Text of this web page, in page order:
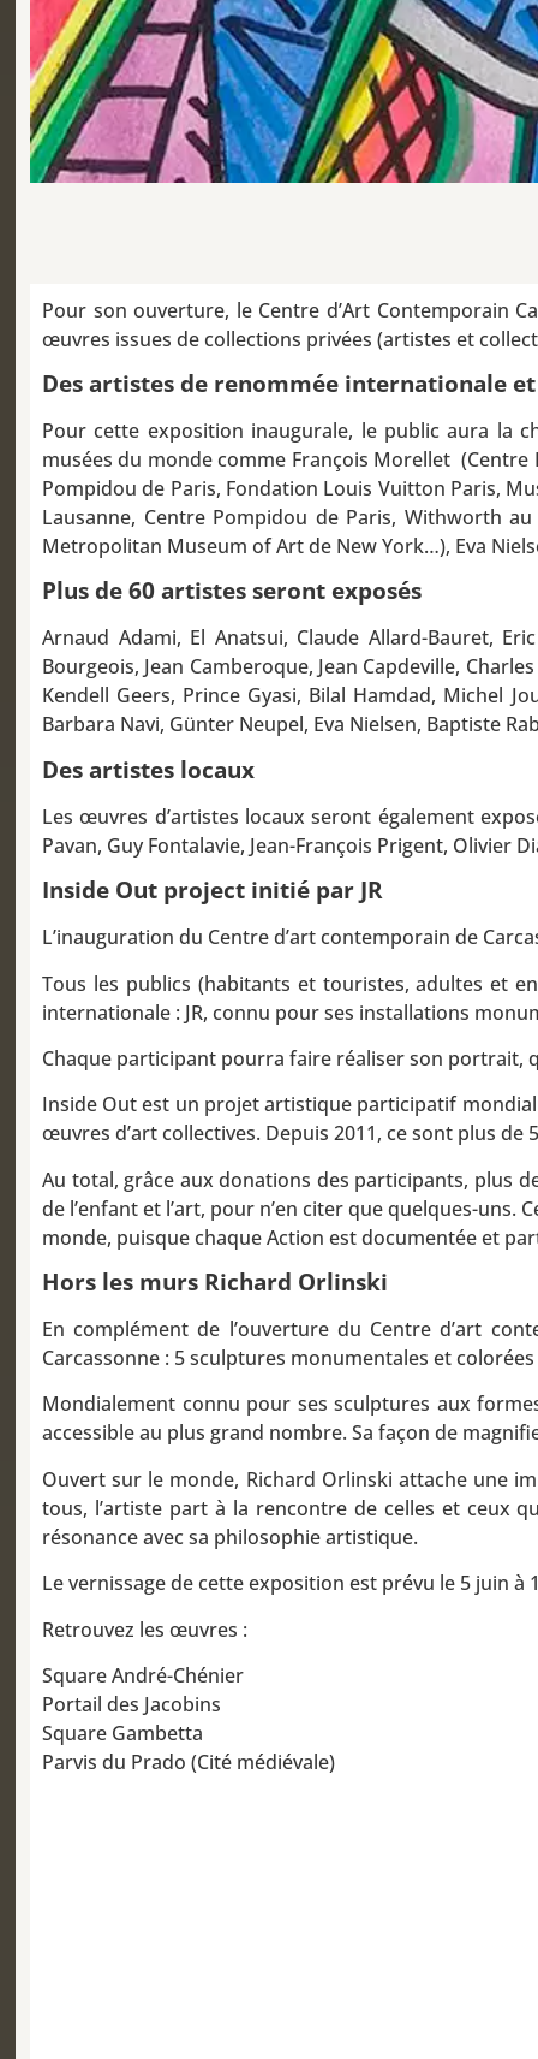
Pour son ouverture, le Centre d’Art Contemporain
œuvres issues de collections privées (artistes et
Des artistes de renommée internationale
Pour cette exposition inaugurale, le public aura la
musées du monde comme François Morellet (Centre
Pompidou de Paris, Fondation Louis Vuitton Paris,
Lausanne, Centre Pompidou de Paris, Withworth
Metropolitan Museum of Art de New York…), Eva
Plus de 60 artistes seront exposés
Arnaud Adami, El Anatsui, Claude Allard-Bauret,
Bourgeois, Jean Camberoque, Jean Capdeville,
Kendell Geers, Prince Gyasi, Bilal Hamdad, Michel
Barbara Navi, Günter Neupel, Eva Nielsen, Baptiste
Des artistes locaux
Les œuvres d’artistes locaux seront également
Pavan, Guy Fontalavie, Jean-François Prigent, Olivier
Inside Out project initié par JR
L’inauguration du Centre d’art contemporain de
Tous les publics (habitants et touristes, adultes et
internationale : JR, connu pour ses installations
Chaque participant pourra faire réaliser son portrait,
Inside Out est un projet artistique participatif
œuvres d’art collectives. Depuis 2011, ce sont plus
Au total, grâce aux donations des participants, plus
de l’enfant et l’art, pour n’en citer que quelques-
monde, puisque chaque Action est documentée et
Hors les murs Richard Orlinski
En complément de l’ouverture du Centre d’art
Carcassonne : 5 sculptures monumentales et
Mondialement connu pour ses sculptures aux
accessible au plus grand nombre. Sa façon de
Ouvert sur le monde, Richard Orlinski attache une
tous, l’artiste part à la rencontre de celles et ceux
résonance avec sa philosophie artistique.
Le vernissage de cette exposition est prévu le 5 juin
Retrouvez les œuvres :
Square André-Chénier
Portail des Jacobins
Square Gambetta
Parvis du Prado (Cité médiévale)